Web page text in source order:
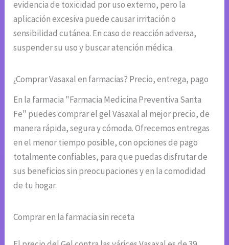
evidencia de toxicidad por uso externo, pero la
aplicación excesiva puede causar irritación o
sensibilidad cutánea. En caso de reacción adversa,
suspender su uso y buscar atención médica.
¿Comprar Vasaxal en farmacias? Precio, entrega, pago
En la farmacia "Farmacia Medicina Preventiva Santa
Fe" puedes comprar el gel Vasaxal al mejor precio, de
manera rápida, segura y cómoda. Ofrecemos entregas
en el menor tiempo posible, con opciones de pago
totalmente confiables, para que puedas disfrutar de
sus beneficios sin preocupaciones y en la comodidad
de tu hogar.
Comprar en la farmacia sin receta